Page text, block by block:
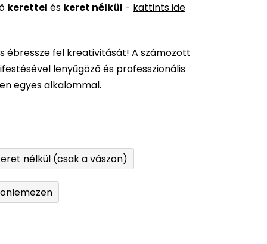
kerettel és keret nélkül - kattints ide
ébressze fel kreativitását! A számozott
lenyűgöző és professzionális
egyes alkalommal.
nélkül (csak a vászon)